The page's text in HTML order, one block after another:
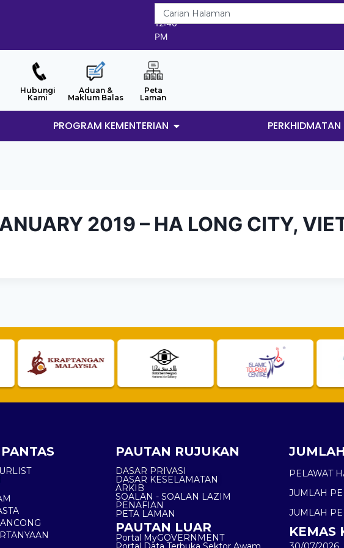
9/8/2026
12:46
PM
Hubungi
Kami
Aduan &
Maklum Balas
Peta
Laman
PROGRAM KEMENTERIAN PERKHIDMATAN
2019 – HA LONG CITY,
PAUTAN RUJUKAN
DASAR PRIVASI
DASAR KESELAMATAN
ARKIB
SOALAN - SOALAN LAZIM
PENAFIAN
PETA LAMAN
PAUTAN LUAR
Portal MyGOVERNMENT
PELAWAT
JUMLAH
JUMLAH
KEMAS